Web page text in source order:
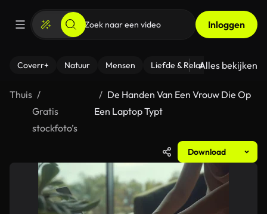
Inloggen
Coverr+ Natuur Mensen Liefde & Relaties - Fitness
Alles bekijken
Thuis
Gratis
stockfoto’s
De Handen Van Een Vrouw Die Op
Een Laptop Typt
Download